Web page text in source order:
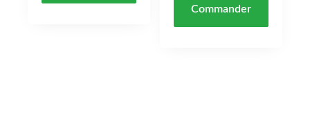
Commander